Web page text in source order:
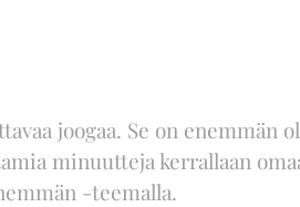
joogaa. Se on enemmän
minuutteja kerrallaan
-teemalla.